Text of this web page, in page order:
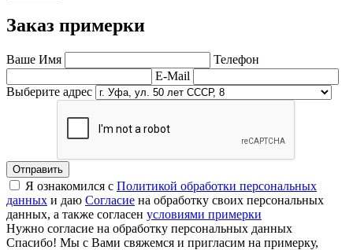
Заказ примерки
Ваше Имя
Телефон
E-Mail
Выберите адрес
Отправить
Я ознакомился с Политикой обработки персональных
данных и даю Согласие на обработку своих персональных
данных, а также согласен условиями примерки
Нужно согласие на обработку персональных данных
Спасибо! Мы с Вами свяжемся и пригласим на примерку,